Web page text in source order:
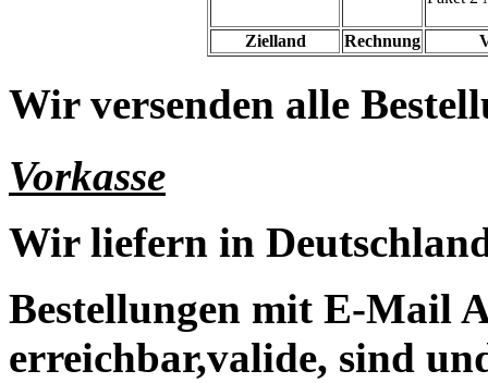
Zielland Rechnung
Wir versenden alle
Vorkasse
Wir liefern in
Bestellungen mit E-Mail
erreichbar,valide, sind